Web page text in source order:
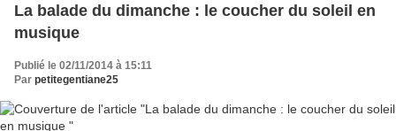
La balade du dimanche : le coucher du soleil en
musique
Publié le 02/11/2014 à 15:11
Par petitegentiane25